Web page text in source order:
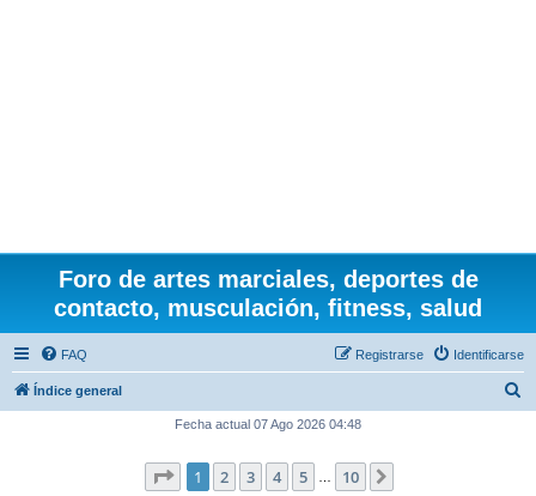
Foro de artes marciales, deportes de
contacto, musculación, fitness, salud
FAQ Identificarse
Registrarse
Índice general
Fecha actual 07 Ago 2026 04:48
Página de 10
1 2 3 4 5 10